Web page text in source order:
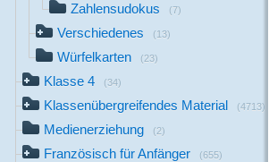
Zahlensudokus (7)
Verschiedenes (13)
Würfelkarten (23)
Klasse 4 (34)
Klassenübergreifendes Material (4713)
Medienerziehung (2)
Französisch für Anfänger (655)